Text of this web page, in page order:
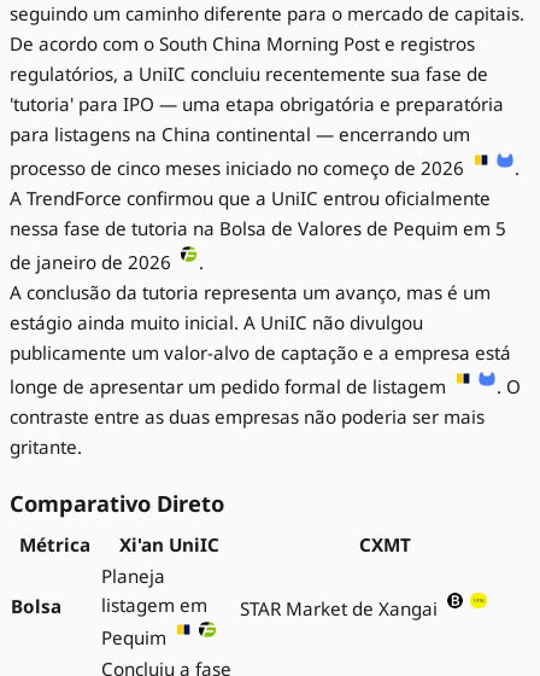
seguindo um caminho diferente para o mercado de capitais.
De acordo com o South China Morning Post e registros
regulatórios, a UniIC concluiu recentemente sua fase de
'tutoria' para IPO — uma etapa obrigatória e preparatória
para listagens na China continental — encerrando um
processo de cinco meses iniciado no começo de 2026
.
A TrendForce confirmou que a UniIC entrou oficialmente
nessa fase de tutoria na Bolsa de Valores de Pequim em 5
de janeiro de 2026
.
A conclusão da tutoria representa um avanço, mas é um
estágio ainda muito inicial. A UniIC não divulgou
publicamente um valor-alvo de captação e a empresa está
longe de apresentar um pedido formal de listagem
. O
contraste entre as duas empresas não poderia ser mais
gritante.
Comparativo Direto
Métrica Xi'an UniIC CXMT
Bolsa
Planeja
listagem em
Pequim
STAR Market de Xangai
Concluiu a fase